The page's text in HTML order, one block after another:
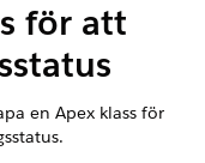
för att
en Apex klass för